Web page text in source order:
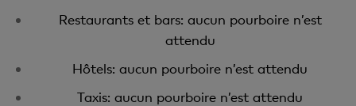
Restaurants et bars: aucun pourboire n’est
attendu
Hôtels: aucun pourboire n’est attendu
Taxis: aucun pourboire n’est attendu